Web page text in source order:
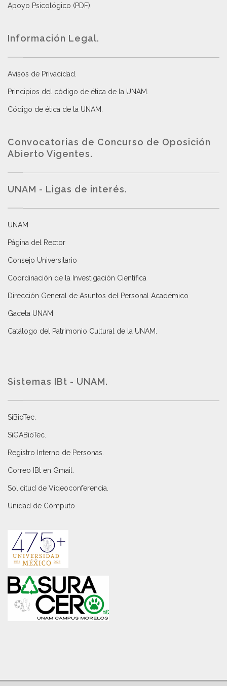
Apoyo Psicológico (PDF)
Información Legal.
Avisos de Privacidad
Principios del código de ética de la UNAM
Código de ética de la UNAM
Convocatorias de Concurso de Oposición
Abierto Vigentes.
UNAM - Ligas de interés.
UNAM
Página del Rector
Consejo Universitario
Coordinación de la Investigación Científica
Dirección General de Asuntos del Personal Académico
Gaceta UNAM
Catálogo del Patrimonio Cultural de la UNAM.
Sistemas IBt - UNAM.
SiBioTec
SiGABioTec.
Registro Interno de Personas
Correo IBt en Gmail
Solicitud de Videoconferencia.
Unidad de Cómputo